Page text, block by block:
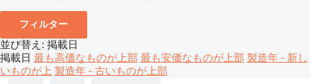
フィルター
並び替え : 掲載日
掲載日 最も高価なものが上部 最も安価なものが上部 製造年 - 新し
いものが上 製造年 - 古いものが上部